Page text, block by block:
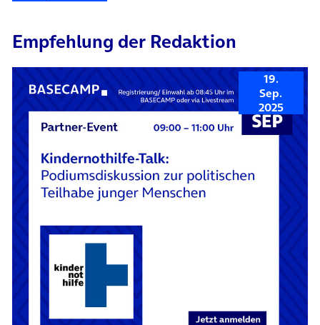
Empfehlung der Redaktion
19.
Sep.
2025